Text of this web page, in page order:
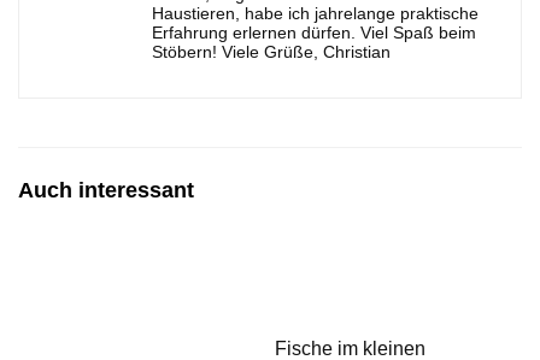
Haustieren, habe ich jahrelange praktische
Erfahrung erlernen dürfen. Viel Spaß beim
Stöbern! Viele Grüße, Christian
Auch interessant
Fische im kleinen